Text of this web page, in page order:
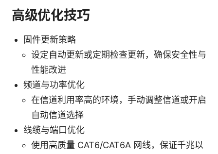
高级优化技巧
固件更新策略
设定自动更新或定期检查更新，确保安全性与
性能改进
频道与功率优化
在信道利用率高的环境，手动调整信道或开启
自动信道选择
线缆与端口优化
使用高质量 CAT6/CAT6A 网线，保证千兆以